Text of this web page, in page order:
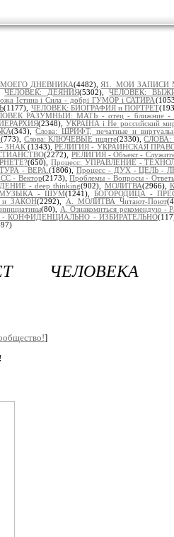
ДНЕВНИКА(4482), Я1._МОИ ЗАПИСИ
ЧЕЛОВЕК: ДЕЯНИЯ(5302),ЧЕЛОВЕК:
Істина і Сила - добрі ГУМОР і САТИРА
(1177), ЧЕЛОВЕК: БИОГРАФИЯ и ПОРТРЕТ
РАЗУМНЫЙ: МАТЬ - отец - ближние -
(2348),УКРАЇНА і Не российский
(343),Слова: ШРИФТ, печатные и
(773), Слова: КЛЮЧЕВЫЕ ищите(2330),СЛОВА:
- ЗНАК(1343),РЕЛИГИЯ - УКРАИНСКАЯ
(2272), РЕЛИГИЯ - Объект -
(650),Процесс: УПРАВЛЕНИЕ -
- ВЕРА.(1806), Процесс - ДУХ - ЦЕЛЬ -
- Вектор(2173),Проблемы - Вопросы -
- deep thinking(902), МОЛИТВА(2966),
МУЗЫКА - ШУМ(1241), БОГОРОДИЦА -
и ЗАКОН(2292), А._МОЛИТВА_Читают-Поют
(80), А. Ознакомиться рекомендую -
- КОНФИДЕНЦИАЛЬНО - ИЗБИРАТЕЛЬНО
ЧЕЛОВЕКА
]